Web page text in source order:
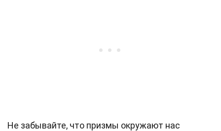
Не забывайте, что призмы окружают нас